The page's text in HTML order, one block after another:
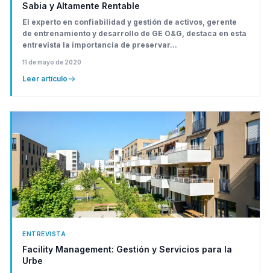
Sabia y Altamente Rentable
El experto en confiabilidad y gestión de activos, gerente
de entrenamiento y desarrollo de GE O&G, destaca en esta
entrevista la importancia de preservar...
11 de mayo de 2020
Leer artículo
ENTREVISTA
Facility Management: Gestión y Servicios para la
Urbe